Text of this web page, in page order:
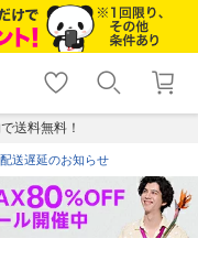
shopping_cart lock_outline
ログイン
送料無料！
送遅延のお知らせ